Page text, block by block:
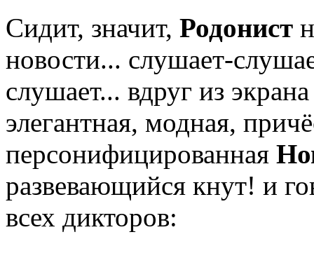
Сидит, значит, Родонист
новости... слушает-
слушает... вдруг из
элегантная, модная,
персонифицированная
развевающийся кнут! и
всех дикторов: